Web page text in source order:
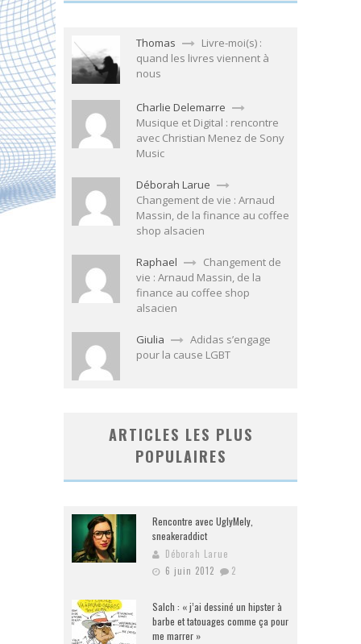
Thomas
Livre-moi(s) :
quand les livres viennent à
nous
Charlie Delemarre
Musique et Digital : rencontre
avec Christian Menez de Sony
Music
Déborah Larue
Changement de vie : Arnaud
Massin, de la finance au coffee
shop alsacien
Raphael
Changement de
vie : Arnaud Massin, de la
finance au coffee shop
alsacien
Giulia
Adidas s’engage
pour la cause LGBT
ARTICLES LES PLUS
POPULAIRES
Rencontre avec UglyMely,
sneakeraddict
Déborah Larue
6 juin 2012
2
Salch : « j’ai dessiné un hipster à
barbe et tatouages comme ça pour
me marrer »